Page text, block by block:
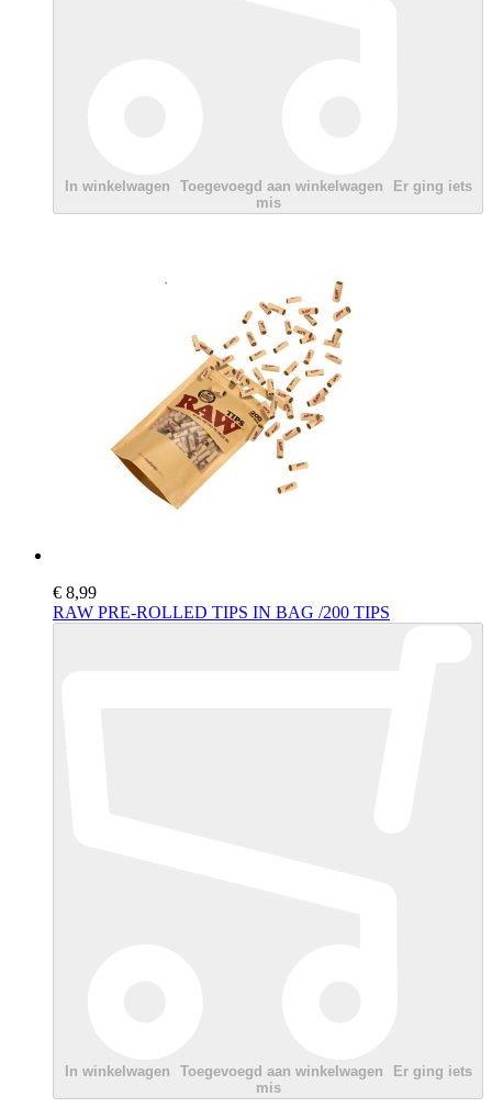
In winkelwagen Toegevoegd aan winkelwagen
Er ging iets
mis
€ 8,99
RAW PRE-ROLLED TIPS IN BAG /200 TIPS
In winkelwagen Toegevoegd aan winkelwagen
Er ging iets
mis